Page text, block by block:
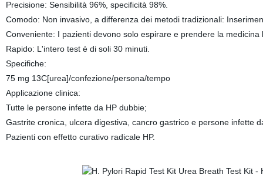
Precisione: Sensibilità 96%, specificità 98%.
Comodo: Non invasivo, a differenza dei metodi tradizionali:
Conveniente: I pazienti devono solo espirare e prendere la medicina
Rapido: L'intero test è di soli 30 minuti.
Specifiche:
75 mg 13C[urea]/confezione/persona/tempo
Applicazione clinica:
Tutte le persone infette da HP dubbie;
Gastrite cronica, ulcera digestiva, cancro gastrico e persone infette
Pazienti con effetto curativo radicale HP.